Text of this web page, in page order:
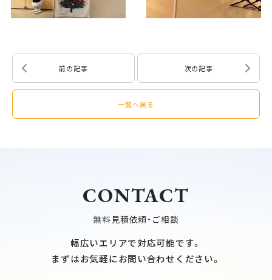
前の記事 次の記事
一覧へ戻る
CONTACT
無料見積依頼・ご相談
幅広いエリアで対応可能です。
まずはお気軽にお問い合わせください。